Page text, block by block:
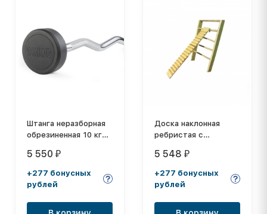
Штанга неразборная
обрезиненная 10 кг
5 550 ₽
+277 бонусных
рублей
Доска наклонная
ребристая с
5 548 ₽
+277 бонусных
рублей